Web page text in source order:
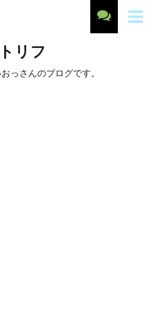
リフ
っさんのブログです。